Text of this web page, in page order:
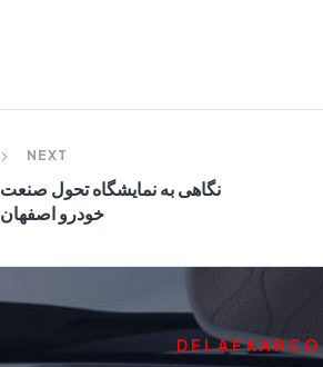
NEXT
نگاهی به نمایشگاه تحول صنعت
خودرو اصفهان
DELAFKARCO